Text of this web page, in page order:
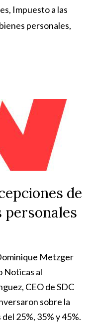
, Impuesto a las
personales,
de
personales
Metzger
Noticas al
CEO de SDC
sobre la
25%, 35% y 45%.